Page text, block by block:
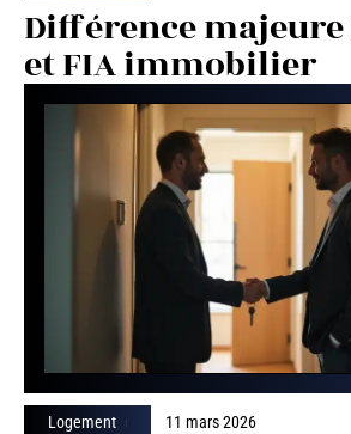
Différence majeure
et FIA immobilier
Logement 11 mars 2026